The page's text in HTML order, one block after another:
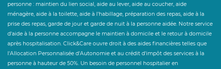
personne : maintien du lien social, aide au lever, aide au coucher, aide
ménagère, aide à la toilette, aide à l'habillage, préparation des repas, aide à la
prise des repas, garde de jour et garde de nuit à la personne aidée. Notre service
d'aide à la personne accompagne le maintien à domicile et le retour à domicile
après hospitalisation. Click&Care ouvre droit à des aides financières telles que
l'Allocation Personnalisée d'Autonomie et au crédit d'impôt des services à la
personne à hauteur de 50%. Un besoin de personnel hospitalier en